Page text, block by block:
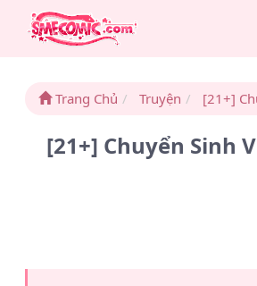
Trang Chủ Truyện [21+]
[21+] Chuyển Sinh